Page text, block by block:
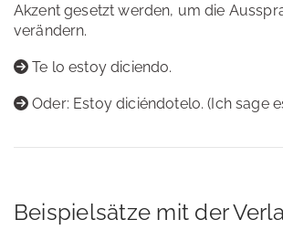
Akzent gesetzt werden, um die
verändern.
Te lo estoy diciendo.
Oder: Estoy diciéndotelo. (Ich sage
Beispielsätze mit der